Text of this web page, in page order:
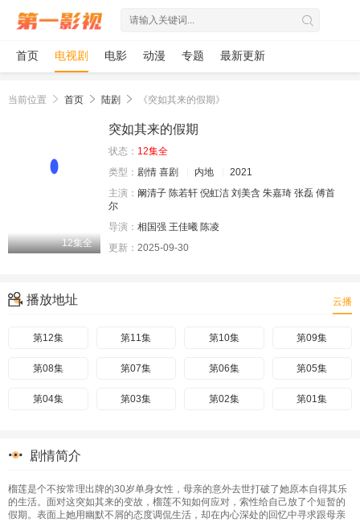
首页 电视剧 电影 动漫 专题 最新更新
当前位置 首页 陆剧 《突如其来的假期》
12集全
突如其来的假期
状态： 12集全
类型： 剧情 喜剧 内地
2021
主演： 阚清子 陈若轩 倪虹洁 刘美含 朱嘉琦 张磊 傅首
尔
导演： 相国强 王佳曦 陈凌
更新： 2025-09-30
播放地址 云播
第12集 第11集 第10集 第09集
第08集 第07集 第06集 第05集
第04集 第03集 第02集 第01集
剧情简介
榴莲是个不按常理出牌的30岁单身女性，母亲的意外去世打破了她原本自得其乐
的生活。面对这突如其来的变故，榴莲不知如何应对，索性给自己放了个短暂的
假期。表面上她用幽默不屑的态度调侃生活，却在内心深处的回忆中寻求跟母亲